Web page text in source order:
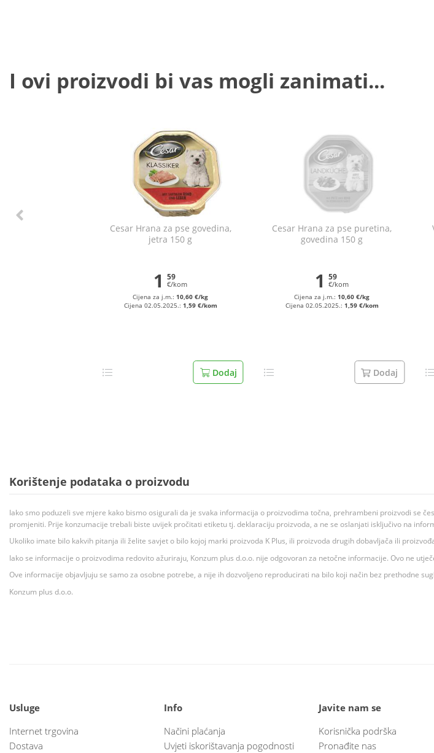
I ovi proizvodi bi vas mogli zanimati...
Cesar Hrana za pse govedina,
jetra 150 g
1 59
€/kom
Cijena za j.m.:10,60 €/kg
Cijena 02.05.2025.: 1,59 €/kom
Dodaj
Cesar Hrana za pse puretina,
govedina 150 g
1 59
€/kom
Cijena za j.m.:10,60 €/kg
Cijena 02.05.2025.: 1,59 €/kom
Dodaj
Korištenje podataka o proizvodu
Iako smo poduzeli sve mjere kako bismo osigurali da je svaka informacija o proizvodima točna, prehrambeni proizvodi se
promjeniti. Prije konzumacije trebali biste uvijek pročitati etiketu tj. deklaraciju proizvoda, a ne se oslanjati isključivo na
Ukoliko imate bilo kakvih pitanja ili želite savjet o bilo kojoj marki proizvoda K Plus, ili proizvoda drugih dobavljača ili
Iako se informacije o proizvodima redovito ažuriraju, Konzum plus d.o.o. nije odgovoran za netočne informacije. Ovo ne
Ove informacije objavljuju se samo za osobne potrebe, a nije ih dozvoljeno reproducirati na bilo koji način bez prethodne
Konzum plus d.o.o.
Usluge
Internet trgovina
Dostava
Info
Načini plaćanja
Uvjeti iskorištavanja pogodnosti
Javite nam se
Korisnička podrška
Pronađite nas